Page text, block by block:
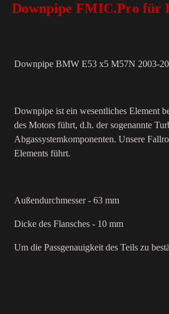
Downpipe FMIC.Pro für
Downpipe BMW E53 x5 M57N 2003-
Downpipe ist ein wesentliches Element
des Motors führt, d.h. der sogenannte
Abgassystemkomponenten. Unsere
Elements führt.
Außendurchmesser - 63 mm
Dicke des Flansches - 10 mm
Um die Passgenauigkeit des Teils zu